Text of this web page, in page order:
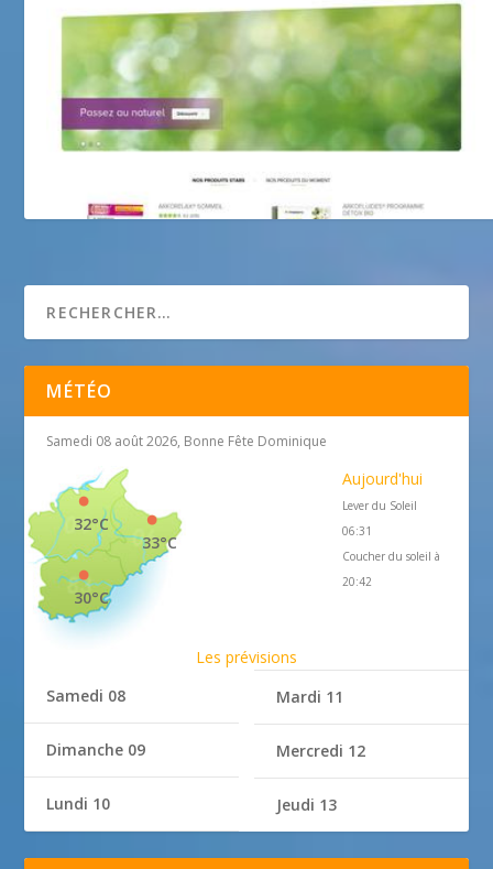
Laboratoires Arkopharma
MÉTÉO
Samedi 08 août 2026, Bonne Fête Dominique
33°C
32°C
30°C
Aujourd'hui
Lever du Soleil
06:31
Coucher du soleil à
20:42
Les prévisions
Samedi 08
Dimanche 09
Lundi 10
Mardi 11
Mercredi 12
Jeudi 13